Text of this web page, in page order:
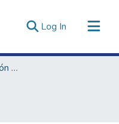
Log In (current)
Dirección de Investigación e Innovación en Salud